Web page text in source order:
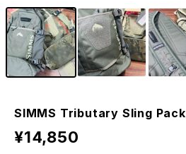
SIMMS Tributary Sling Pack
¥14,850